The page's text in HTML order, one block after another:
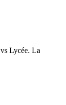
Lycée. La